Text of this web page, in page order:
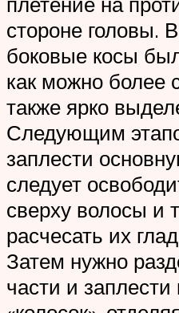
стороне головы.
боковые косы
как можно более
также ярко
Следующим
заплести
следует
сверху волосы и
расчесать их
Затем нужно
части и заплести